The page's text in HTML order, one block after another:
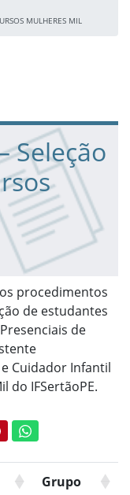
MULHERES MIL
Seleção
procedimentos
de estudantes
de
Cuidador Infantil
do IFSertãoPE.
PinterestWhatsApp
Grupo